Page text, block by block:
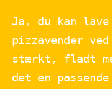
Ja, du kan
pizzavender
stærkt, fladt
det en